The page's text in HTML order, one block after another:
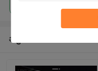
अनुशंसित उत्पाद